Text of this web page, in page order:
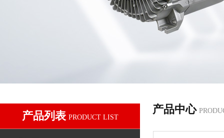
产品列表 PRODUCT LIST
产品中心